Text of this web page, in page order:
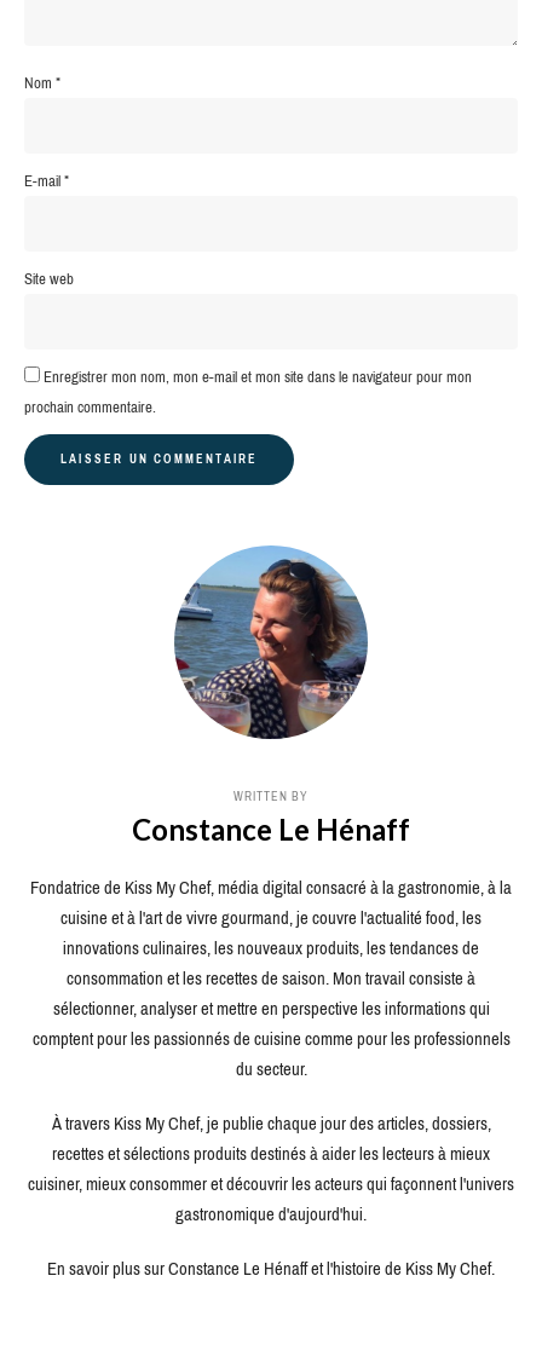
Nom*
E-mail*
Site web
Enregistrer mon nom, mon e-mail et mon site dans le navigateur pour mon
prochain commentaire.
WRITTEN BY
Constance Le Hénaff
Fondatrice de Kiss My Chef, média digital consacré à la gastronomie, à la
cuisine et à l'art de vivre gourmand, je couvre l'actualité food, les
innovations culinaires, les nouveaux produits, les tendances de
consommation et les recettes de saison. Mon travail consiste à
sélectionner, analyser et mettre en perspective les informations qui
comptent pour les passionnés de cuisine comme pour les professionnels
du secteur.
À travers Kiss My Chef, je publie chaque jour des articles, dossiers,
recettes et sélections produits destinés à aider les lecteurs à mieux
cuisiner, mieux consommer et découvrir les acteurs qui façonnent l'univers
gastronomique d'aujourd'hui.
En savoir plus sur Constance Le Hénaff et l'histoire de Kiss My Chef.